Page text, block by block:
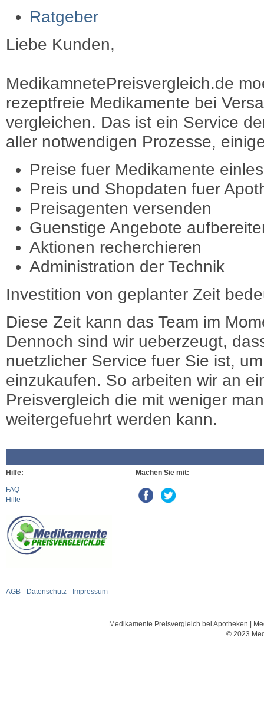
Ratgeber
Liebe Kunden,
MedikamnetePreisvergleich.de
rezeptfreie Medikamente bei
vergleichen. Das ist ein Service
aller notwendigen Prozesse,
Preise fuer Medikamente
Preis und Shopdaten fuer
Preisagenten versenden
Guenstige Angebote
Aktionen recherchieren
Administration der Technik
Investition von geplanter Zeit
Diese Zeit kann das Team im
Dennoch sind wir ueberzeugt,
nuetzlicher Service fuer Sie ist,
einzukaufen. So arbeiten wir an
Preisvergleich die mit weniger
weitergefuehrt werden kann.
Hilfe:
FAQ
Hilfe
AGB - Datenschutz - Impressum
Machen Sie mit:
Medikamente Preisvergleich bei Apotheken |
© 2023